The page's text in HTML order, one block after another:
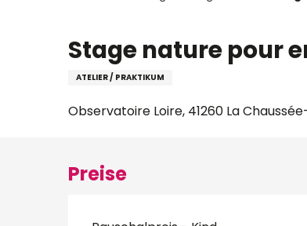
Stage nature pour
ATELIER / PRAKTIKUM
Observatoire Loire, 41260 La
Preise